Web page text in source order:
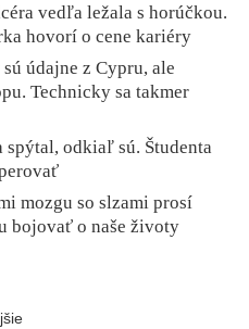
vedľa ležala s horúčkou.
hovorí o cene kariéry
údajne z Cypru, ale
Technicky sa takmer
odkiaľ sú. Študenta
mozgu so slzami prosí
bojovať o naše životy